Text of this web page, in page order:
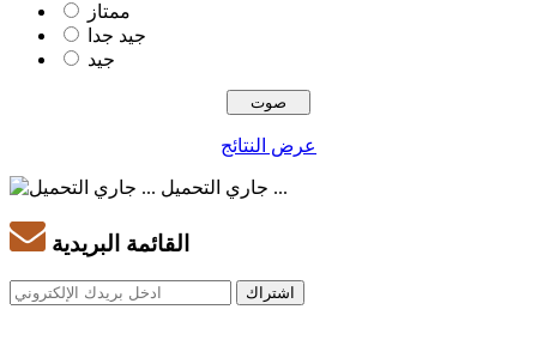
ممتاز
جيد جدا
جيد
عرض النتائج
جاري التحميل ...
القائمة البريدية